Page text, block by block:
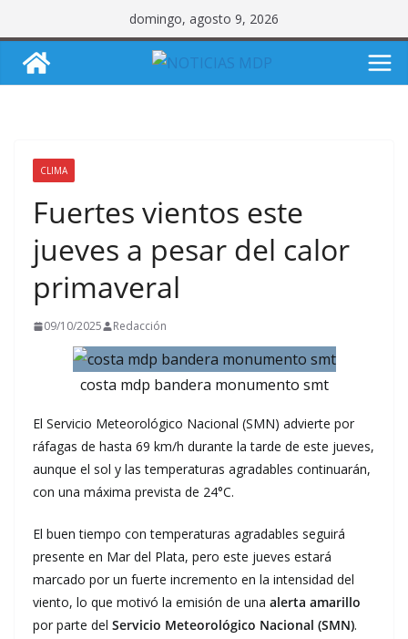
al
contenido
domingo, agosto 9, 2026
CLIMA
Fuertes vientos este
jueves a pesar del calor
primaveral
09/10/2025 Redacción
costa mdp bandera monumento smt
El Servicio Meteorológico Nacional (SMN) advierte por
ráfagas de hasta 69 km/h durante la tarde de este jueves,
aunque el sol y las temperaturas agradables continuarán,
con una máxima prevista de 24°C.
El buen tiempo con temperaturas agradables seguirá
presente en Mar del Plata, pero este jueves estará
marcado por un fuerte incremento en la intensidad del
viento, lo que motivó la emisión de una alerta amarillo
por parte del Servicio Meteorológico Nacional (SMN).